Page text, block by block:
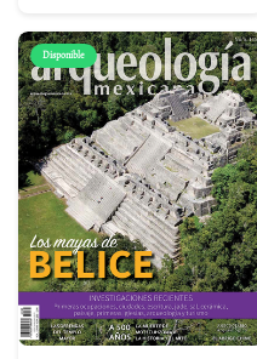
Disponible